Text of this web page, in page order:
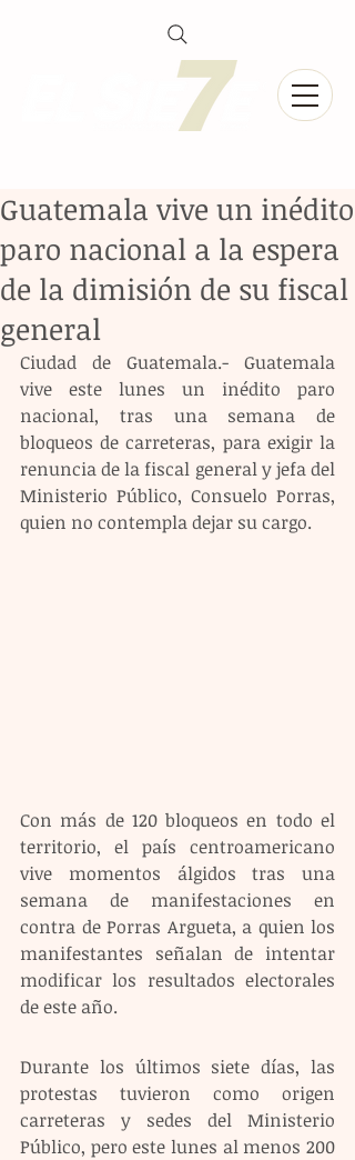
Guatemala vive un inédito
paro nacional a la espera
de la dimisión de su fiscal
general
Ciudad de Guatemala.- Guatemala
vive este lunes un inédito paro
nacional, tras una semana de
bloqueos de carreteras, para exigir la
renuncia de la fiscal general y jefa del
Ministerio Público, Consuelo Porras,
quien no contempla dejar su cargo.
Con más de 120 bloqueos en todo el
territorio, el país centroamericano
vive momentos álgidos tras una
semana de manifestaciones en
contra de Porras Argueta, a quien los
manifestantes señalan de intentar
modificar los resultados electorales
de este año.
Durante los últimos siete días, las
protestas tuvieron como origen
carreteras y sedes del Ministerio
Público, pero este lunes al menos 200